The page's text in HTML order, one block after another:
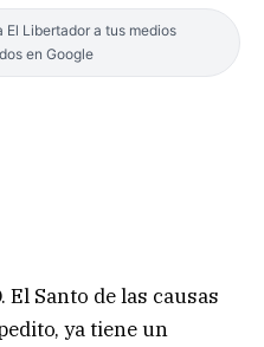
El Libertador a tus medios
en Google
El Santo de las causas
ya tiene un